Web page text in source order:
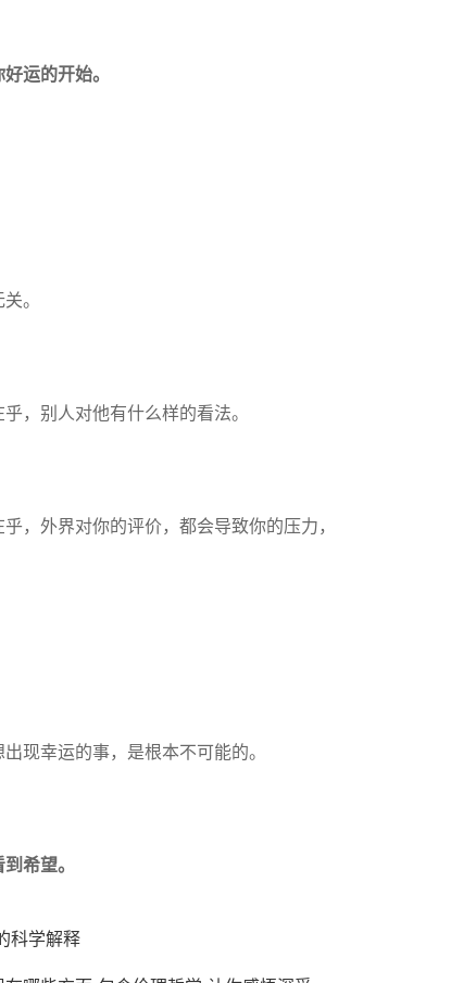
运的开始。
。
别人对他有什么样的看法。
外界对你的评价，都会导致你的压力，
幸运的事，是根本不可能的。
希望。
科学解释